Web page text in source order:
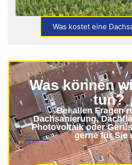
Was kostet eine
Was können
tun?
Bei allen Fragen
Dachsanierung,
Photovoltaik oder
gerne für Sie